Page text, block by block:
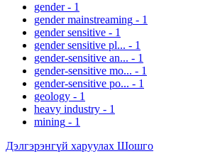
gender - 1
gender mainstreaming - 1
gender sensitive - 1
gender sensitive pl... - 1
gender-sensitive an... - 1
gender-sensitive mo... - 1
gender-sensitive po... - 1
geology - 1
heavy industry - 1
mining - 1
Дэлгэрэнгүй харуулах Шошго